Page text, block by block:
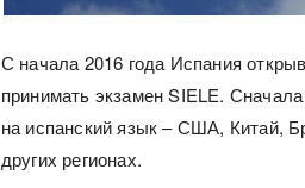
С начала 2016 года Испания
принимать экзамен SIELE.
на испанский язык – США, Китай,
других регионах.